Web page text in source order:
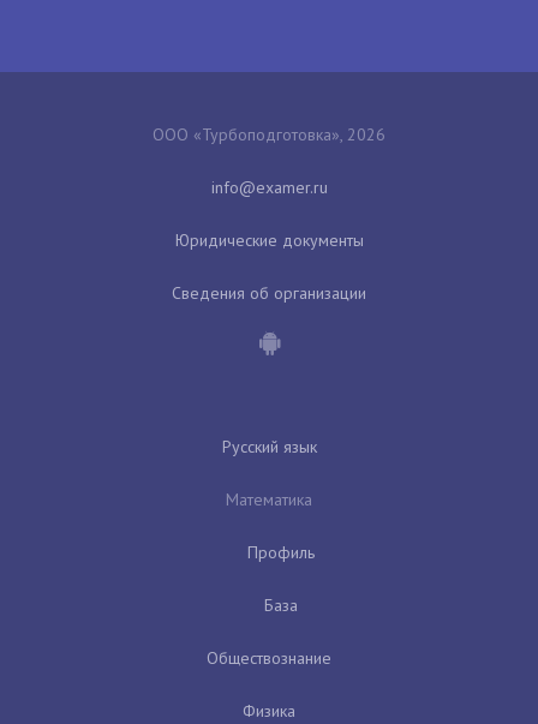
ООО «Турбоподготовка», 2026
Юридические документы
Сведения об организации
Русский язык
Математика
Профиль
База
Обществознание
Физика